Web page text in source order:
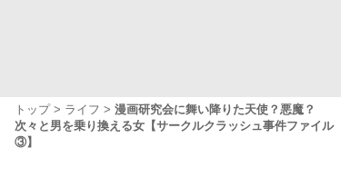
トップ ライフ
漫画研究会に舞い降りた天使？悪魔？
次々と男を乗り換える女【サークルクラッシュ事件ファイル
③】